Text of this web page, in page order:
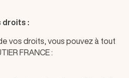
droits :
vos droits, vous pouvez à tout
FRANCE :